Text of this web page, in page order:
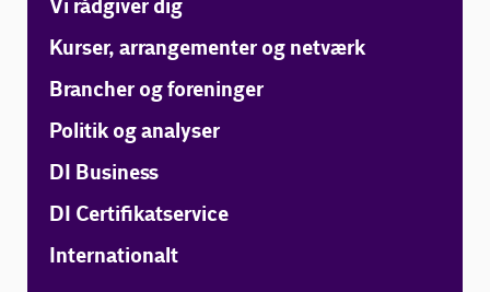
Vi rådgiver dig
Kurser, arrangementer og netværk
Brancher og foreninger
Politik og analyser
DI Business
DI Certifikatservice
Internationalt